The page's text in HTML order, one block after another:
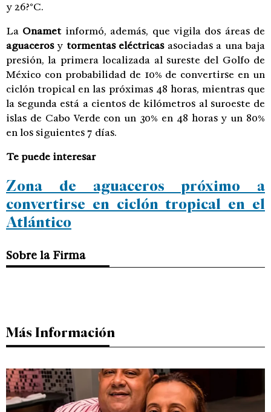
y 26?°C.
La Onametinformó, además, que vigila dos áreas de
aguacerosy tormentas eléctricasasociadas a una baja
presión, la primera localizada al sureste del Golfo de
México con probabilidad de 10% de convertirse en un
ciclón tropical en las próximas 48 horas, mientras que
la segunda está a cientos de kilómetros al suroeste de
islas de Cabo Verde con un 30% en 48 horas y un 80%
en los siguientes 7 días.
Te puede interesar
Zona de aguaceros próximo a
convertirse en ciclón tropical en el
Atlántico
Sobre la Firma
Más Información